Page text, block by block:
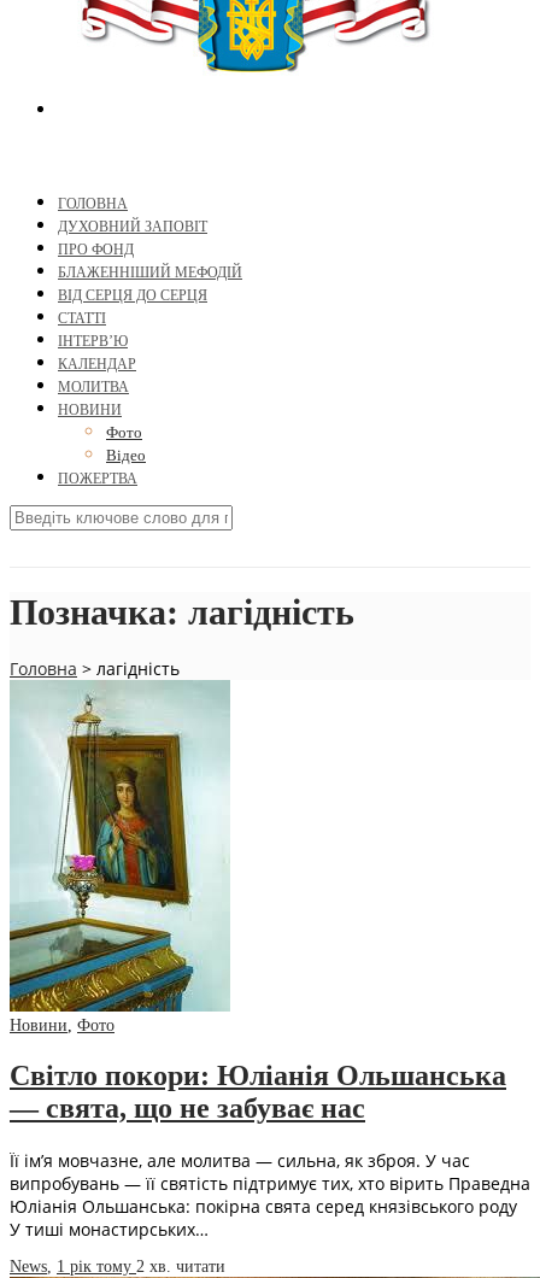
ГОЛОВНА
ДУХОВНИЙ ЗАПОВІТ
ПРО ФОНД
БЛАЖЕННІШИЙ МЕФОДІЙ
ВІД СЕРЦЯ ДО СЕРЦЯ
СТАТТІ
ІНТЕРВ’Ю
КАЛЕНДАР
МОЛИТВА
НОВИНИ
Фото
Відео
ПОЖЕРТВА
Позначка: лагідність
Головна > лагідність
Новини, Фото
Світло покори: Юліанія Ольшанська
— свята, що не забуває нас
Її ім’я мовчазне, але молитва — сильна, як зброя. У час
випробувань — її святість підтримує тих, хто вірить Праведна
Юліанія Ольшанська: покірна свята серед князівського роду
У тиші монастирських…
News, 1 рік тому 2 хв. читати